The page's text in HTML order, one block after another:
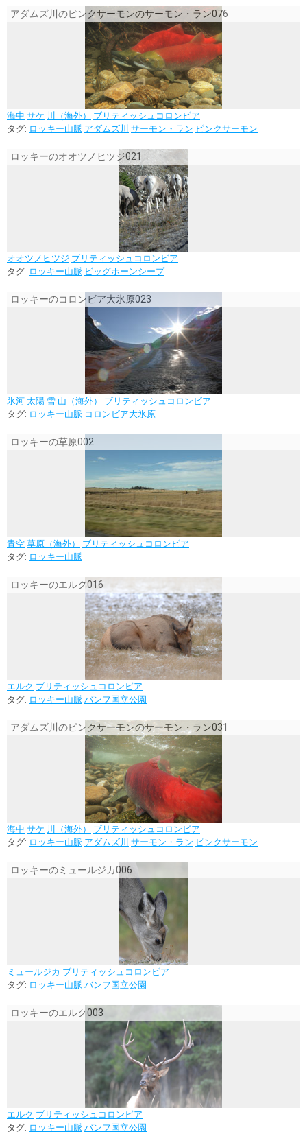
アダムズ川のピンクサーモンのサーモン・ラン076
海中 サケ 川（海外）
ブリティッシュコロンビア
タグ: ロッキー山脈 アダムズ川 サーモン・ラン ピンクサーモン
ロッキーのオオツノヒツジ021
オオツノヒツジ ブリティッシュコロンビア
タグ: ロッキー山脈 ビッグホーンシープ
ロッキーのコロンビア大氷原023
氷河 太陽 雪 山（海外）
ブリティッシュコロンビア
タグ: ロッキー山脈 コロンビア大氷原
ロッキーの草原002
青空 草原（海外）
ブリティッシュコロンビア
タグ: ロッキー山脈
ロッキーのエルク016
エルク ブリティッシュコロンビア
タグ: ロッキー山脈 バンフ国立公園
アダムズ川のピンクサーモンのサーモン・ラン031
海中 サケ 川（海外）
ブリティッシュコロンビア
タグ: ロッキー山脈 アダムズ川 サーモン・ラン ピンクサーモン
ロッキーのミュールジカ006
ミュールジカ ブリティッシュコロンビア
タグ: ロッキー山脈 バンフ国立公園
ロッキーのエルク003
エルク ブリティッシュコロンビア
タグ: ロッキー山脈 バンフ国立公園